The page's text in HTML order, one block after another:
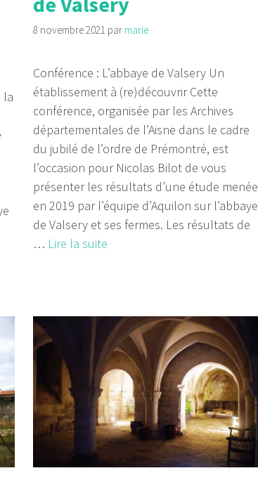
la
8 novembre 2021 par marie
Conférence : L’abbaye de Valsery Un
établissement à (re)découvrir Cette
conférence, organisée par les Archives
départementales de l’Aisne dans le cadre
du jubilé de l’ordre de Prémontré, est
l’occasion pour Nicolas Bilot de vous
présenter les résultats d’une étude menée
en 2019 par l’équipe d’Aquilon sur l’abbaye
de Valsery et ses fermes. Les résultats de
… Lire la suite